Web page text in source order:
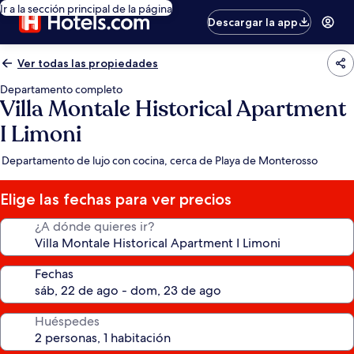
Ir a la sección principal de la página
Descargar la app
Ver todas las propiedades
Departamento completo
Villa Montale Historical Apartment
I Limoni
Departamento de lujo con cocina, cerca de Playa de Monterosso
Elige las fechas para ver precios
¿A dónde quieres ir?
Fechas
Huéspedes